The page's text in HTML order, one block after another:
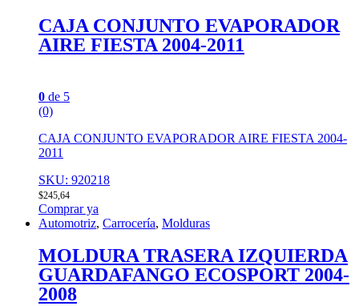
CAJA CONJUNTO EVAPORADOR
AIRE FIESTA 2004-2011
0 de 5
(0)
CAJA CONJUNTO EVAPORADOR AIRE FIESTA 2004-
2011
SKU: 920218
$245,64
Comprar ya
Automotriz, Carrocería, Molduras
MOLDURA TRASERA IZQUIERDA
GUARDAFANGO ECOSPORT 2004-
2008